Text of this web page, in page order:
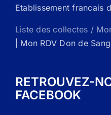
Etablissement francais
Liste des collectes /
| Mon RDV Don de
RETROUVEZ-
FACEBOOK